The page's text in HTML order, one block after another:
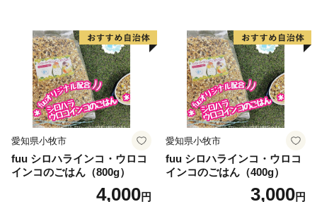
・お礼の品は、ご寄附をいただく度にお送りいたしま
す。（年度内にお一人様1回等の回数制限はございませ
ん。）品物によっては生産量や入荷の状況等により、ご
希望に添えない場合がございます。その場合、別の品物
に変更
していただくことがございますので、ご了承ください。
・転売目的でのお申込みは、ふるさと納税の趣旨に反し
ますのでご遠慮ください。
・決済手段の不正利用が疑われるふるさと納税のお申込
が発生した場合、不正利用防止のため、誠に勝手ながら
愛知県小牧市
fuu シロハラインコ・ウロコ
インコのごはん（800g）
4,000円
愛知県小牧市
fuu シロハラインコ・ウロコ
インコのごはん（400g）
3,000円